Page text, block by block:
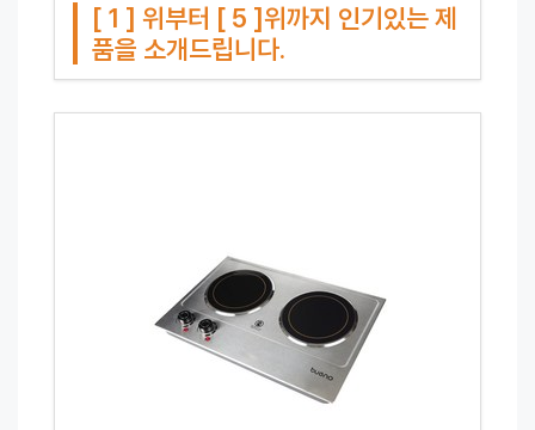
[ 1 ] 위부터 [ 5 ]위까지 인기있는 제
품을 소개드립니다.